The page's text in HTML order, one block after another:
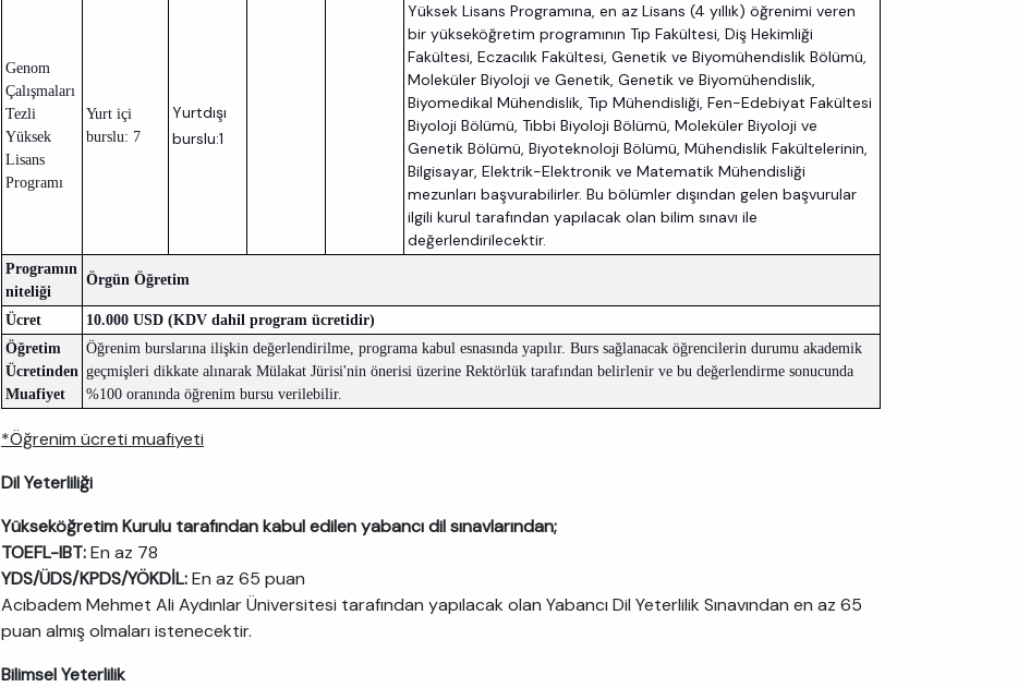
Genom
Çalışmaları
Tezli
Yüksek
Lisans
Programı
Yurt içi
burslu: 7
Yurtdışı
burslu:1
Yüksek Lisans Programına, en az Lisans (4 yıllık) öğrenimi veren
bir yükseköğretim programının Tıp Fakültesi, Diş Hekimliği
Fakültesi, Eczacılık Fakültesi, Genetik ve Biyomühendislik Bölümü,
Moleküler Biyoloji ve Genetik, Genetik ve Biyomühendislik,
Biyomedikal Mühendislik, Tıp Mühendisliği, Fen-Edebiyat Fakültesi
Biyoloji Bölümü, Tıbbi Biyoloji Bölümü, Moleküler Biyoloji ve
Genetik Bölümü, Biyoteknoloji Bölümü, Mühendislik Fakültelerinin,
Bilgisayar, Elektrik-Elektronik ve Matematik Mühendisliği
mezunları başvurabilirler. Bu bölümler dışından gelen başvurular
ilgili kurul tarafından yapılacak olan bilim sınavı ile
değerlendirilecektir.
Programın
niteliği
​Örgün Öğretim
Ücret
​10.000 USD (KDV dahil program ücretidir)
Öğretim
Ücretinden
Muafiyet
Öğrenim burslarına ilişkin değerlendirilme, programa kabul esnasında yapılır. Burs sağlanacak öğrencilerin durumu akademik
geçmişleri dikkate alınarak Mülakat Jürisi'nin önerisi üzerine Rektörlük tarafından belirlenir ve bu değerlendirme sonucunda
%100 oranında öğrenim bursu verilebilir.
*Öğrenim ücreti muafiyeti
Dil Yeterliliği
Yükseköğretim Kurulu tarafından kabul edilen yabancı dil sınavlarından;
TOEFL-IBT:En az 78
YDS/ÜDS/KPDS/YÖKDİL:En az 65 puan
Acıbadem Mehmet Ali Aydınlar Üniversitesi tarafından yapılacak olan Yabancı Dil Yeterlilik Sınavından en az 65
puan almış olmaları istenecektir.
Bilimsel Yeterlilik